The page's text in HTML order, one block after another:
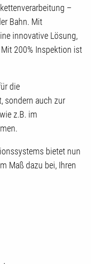
–
Bahn. Mit
innovative Lösung,
200% Inspektion ist
die
sondern auch zur
z.B. im
bietet nun
Maß dazu bei, Ihren